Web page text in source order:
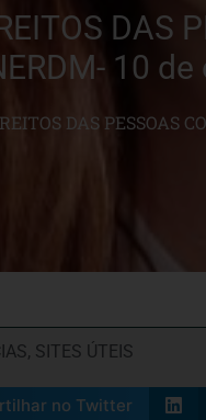
DAS
10
DAS PESSOAS
, SITES ÚTEIS
no Twitter